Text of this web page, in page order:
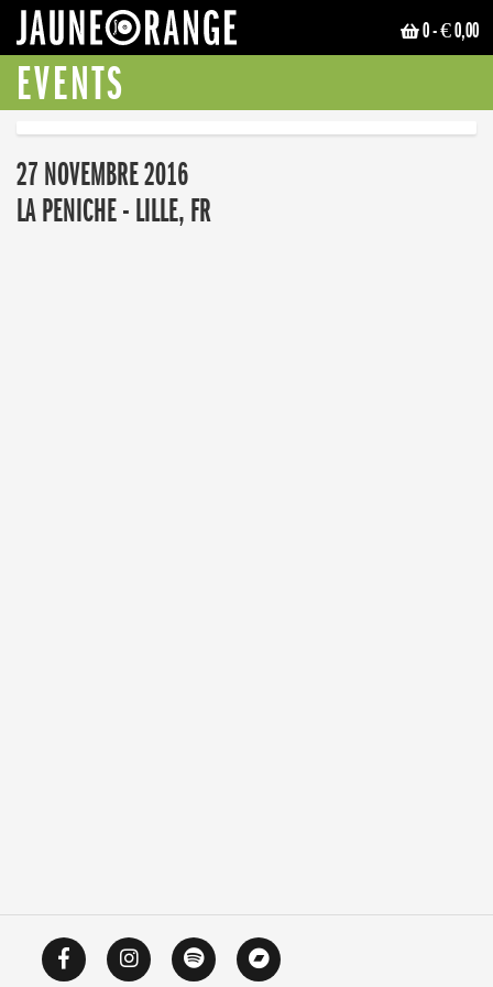
0- € 0,00
EVENTS
27 NOVEMBRE 2016
LA PENICHE - LILLE, FR